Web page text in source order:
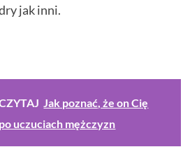
jak inni.
Jak poznać, że on Cię
uczuciach mężczyzn